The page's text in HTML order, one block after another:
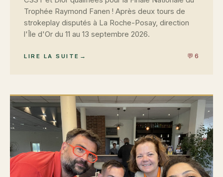
Trophée Raymond Fanen ! Après deux tours de
strokeplay disputés à La Roche-Posay, direction
l'Île d'Or du 11 au 13 septembre 2026.
LIRE LA SUITE 💬 6